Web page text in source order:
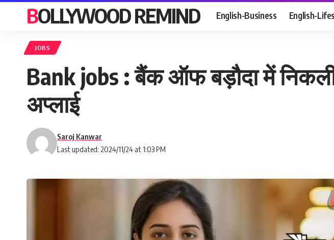
BOLLYWOOD REMIND English-Business English-
JOBS
Bank jobs : बैंक ऑफ बड़ौदा में
अप्लाई
Last updated: 2024/11/24 at 1:03 PM
Saroj Kanwar